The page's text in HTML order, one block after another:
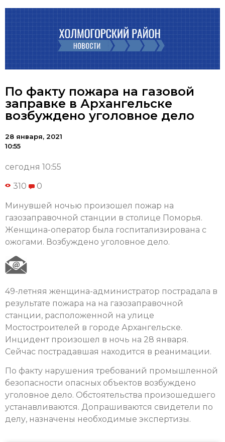
По факту пожара на газовой
заправке в Архангельске
возбуждено уголовное дело
28 января, 2021
10:55
сегодня 10:55
310 0
Минувшей ночью произошел пожар на
газозаправочной станции в столице Поморья.
Женщина-оператор была госпитализирована с
ожогами. Возбуждено уголовное дело.
49-летняя женщина-администратор пострадала в
результате пожара на на газозаправочной
станции, расположенной на улице
Мостостроителей в городе Архангельске.
Инцидент произошел в ночь на 28 января.
Сейчас пострадавшая находится в реанимации.
По факту нарушения требований промышленной
безопасности опасных объектов возбуждено
уголовное дело. Обстоятельства произошедшего
устанавливаются. Допрашиваются свидетели по
делу, назначены необходимые экспертизы.